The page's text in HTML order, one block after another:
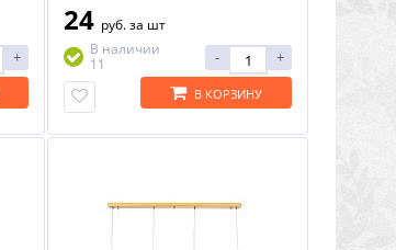
+
24 руб.за шт
В наличии
11
- +
В КОРЗИНУ